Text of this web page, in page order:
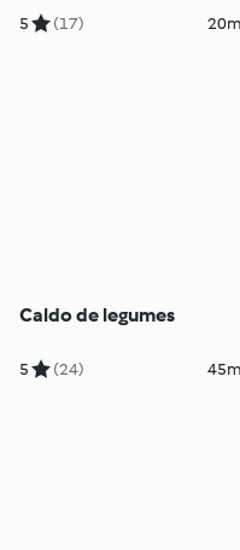
5 (17)
Caldo de legumes
5 (24)